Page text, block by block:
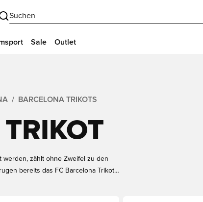
Suchen
Sale Outlet
BARCELONA TRIKOTS
werden, zählt ohne Zweifel zu den
bereits das FC Barcelona Trikot
natürlich nicht fehlen in unserem